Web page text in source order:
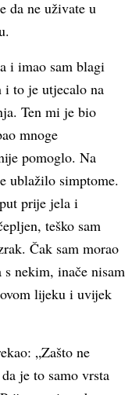
da ne uživate u
i imao sam blagi
i to je utjecalo na
Ten mi je bio
mnoge
pomoglo. Na
ublažilo simptome.
prije jela i
teško sam
Čak sam morao
nekim, inače nisam
lijeku i uvijek
„Zašto ne
je to samo vrsta